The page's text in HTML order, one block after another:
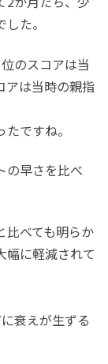
より出力方
た。
のスコアは当
アは当時の親指
ですね。
の早さを比べ
比べても明らか
幅に軽減されて
衰えが生ずる